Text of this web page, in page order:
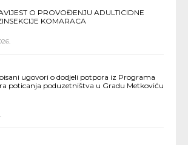
O PROVOĐENJU ADULTICIDNE
KOMARACA
ugovori o dodjeli potpora iz Programa
poticanja poduzetništva u Gradu Metkoviću